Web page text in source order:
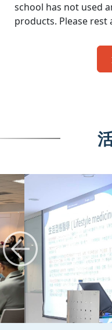
school has not used
products. Please rest